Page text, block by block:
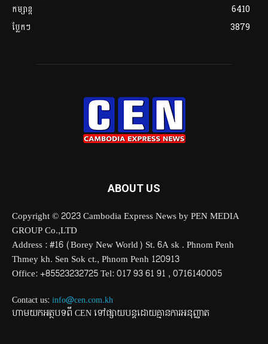
កម្សាន្ត
6410
ប្លែកៗ
3879
ABOUT US
Copyright © 2023 Cambodia Express News by PEN MEDIA
GROUP Co.,LTD
Address : #16 (Borey New World) St. 6A sk . Phnom Penh
Thmey kh. Sen Sok ct., Phnom Penh 120913
Office: +85523232725 Tel: 017 93 61 91 , 0716140005
Contact us: info@cen.com.kh
ហាមយកអត្ថបទពី CEN ទៅផ្សាយបន្តដោយគ្មានការអនុញ្ញាត